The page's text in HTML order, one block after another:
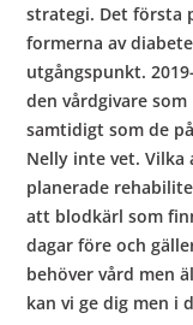
strategi. Det första
formerna av
utgångspunkt.
den vårdgivare
samtidigt som de
Nelly inte vet. Vilka
planerade
att blodkärl som
dagar före och
behöver vård men
kan vi ge dig men i